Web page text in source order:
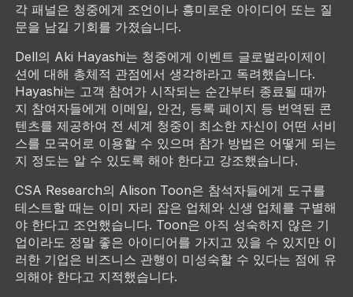
각 패널은 청중에게 조언이나 흥미로운 아이디어 또는 질
문을 남길 기회를 가졌습니다.
Dell의 Aki Hayashi는 청중에게 이벤트 글로벌라이제이
션에 대해 총체적 관점에서 생각하라고 독려했습니다.
Hayashi는 고객 참여가 시작되는 순간부터 종료될 때까
지 참여자들에게 이메일, 안건, 등록 페이지 등 번역된 콘
텐츠를 제공하여 전 세계 청중이 최소한 자신이 어떤 서비
스를 모국어로 이용할 수 있으며 참가 방법은 어떻게 되는
지 정도는 알 수 있도록 해야 한다고 강조했습니다.
CSA Research의 Alison Toon은 참석자들에게 도구를
테스트할 때는 이미 자리 잡은 업체와 신생 업체를 구별해
야 한다고 조언했습니다. Toon은 아직 성숙하지 않은 기
업이라도 정말 좋은 아이디어를 가지고 있을 수 있지만 이
러한 기업은 비즈니스 관행이 미성숙할 수 있다는 점에 유
의해야 한다고 지적했습니다.